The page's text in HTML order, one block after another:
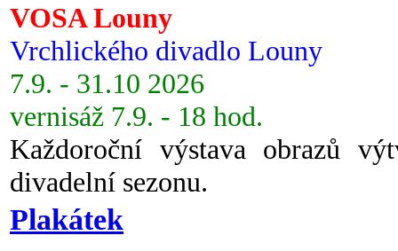
VOSA Louny
Vrchlického divadlo Louny
7.9. - 31.10 2026
vernisáž 7.9. - 18 hod.
Každoroční výstava obrazů
divadelní sezonu.
Plakátek